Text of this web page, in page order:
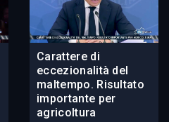
Carattere di
eccezionalità del
maltempo. Risultato
importante per
agricoltura